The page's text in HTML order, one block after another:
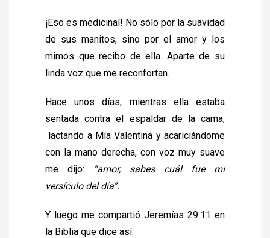
¡Eso es medicinal! No sólo por la suavidad
de sus manitos, sino por el amor y los
mimos que recibo de ella. Aparte de su
linda voz que me reconfortan.
Hace unos días, mientras ella estaba
sentada contra el espaldar de la cama,
lactando a Mía Valentina y acariciándome
con la mano derecha, con voz muy suave
me dijo:
“amor, sabes cuál fue mi
versículo del día”.
Y luego me compartió Jeremías 29:11 en
la Biblia que dice así: